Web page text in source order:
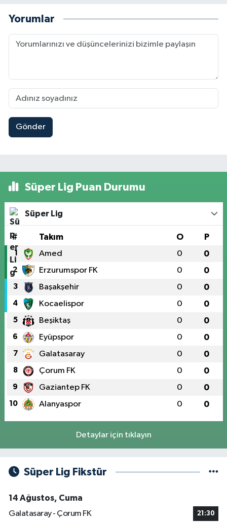
Yorumlar
Gönder
Süper Lig Puan Durumu
Süper Lig
# Takım O P
1 Amed 0 0
2 Erzurumspor FK 0 0
3 Başakşehir 0 0
4 Kocaelispor 0 0
5 Beşiktaş 0 0
6 Eyüpspor 0 0
7 Galatasaray 0 0
8 Çorum FK 0 0
9 Gaziantep FK 0 0
10 Alanyaspor 0 0
Detaylar için tıklayın
Süper Lig Fikstür
14 Ağustos, Cuma
Galatasaray - Çorum FK
21:30